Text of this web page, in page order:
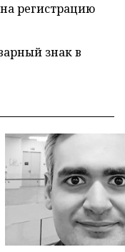
регистрацию
знак в